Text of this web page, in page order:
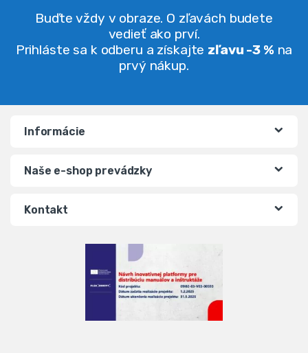
Buďte vždy v obraze. O zľavách budete
vedieť ako prví.
Prihláste sa k odberu a získajte zľavu -3 % na
prvý nákup.
Informácie
Naše e-shop prevádzky
Kontakt